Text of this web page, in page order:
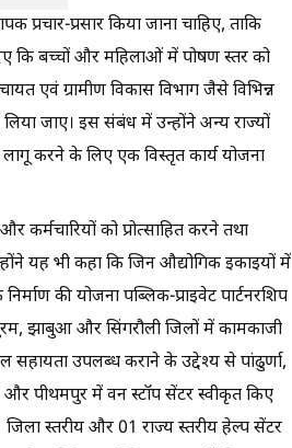
प्रसार किया जाना चाहिए, ताकि
कि बच्चों और महिलाओं में पोषण स्तर को
एवं ग्रामीण विकास विभाग जैसे विभिन्न
जाए। इस संबंध में उन्होंने अन्य राज्यों
करने के लिए एक विस्तृत कार्य योजना
कर्मचारियों को प्रोत्साहित करने तथा
यह भी कहा कि जिन औद्योगिक इकाइयों में
की योजना पब्लिक-प्राइवेट पार्टनरशिप
झाबुआ और सिंगरौली जिलों में कामकाजी
सहायता उपलब्ध कराने के उद्देश्य से पांढुर्णा,
पीथमपुर में वन स्टॉप सेंटर स्वीकृत किए
जिला स्तरीय और 01 राज्य स्तरीय हेल्प सेंटर